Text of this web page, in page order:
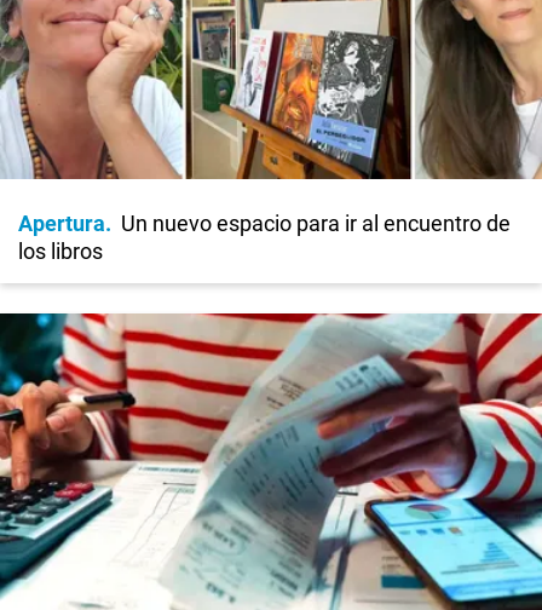
Apertura
Un nuevo espacio para ir al encuentro de
los libros